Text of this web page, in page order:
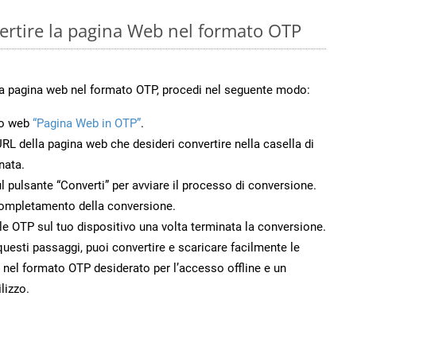
la pagina Web nel formato OTP
pagina web nel formato OTP, procedi nel seguente modo:
web “Pagina Web in OTP”.
della pagina web che desideri convertire nella casella di
pulsante “Converti” per avviare il processo di conversione.
della conversione.
OTP sul tuo dispositivo una volta terminata la conversione.
passaggi, puoi convertire e scaricare facilmente le
nel formato OTP desiderato per l’accesso offline e un